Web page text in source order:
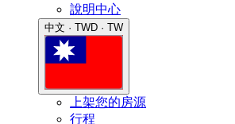
說明中心
中文 · TWD · TW
上架您的房源
行程